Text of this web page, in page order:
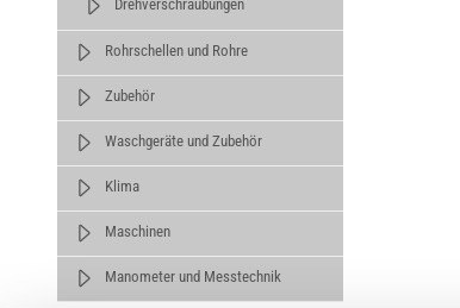
Drehverschraubungen
Rohrschellen und Rohre
Zubehör
Waschgeräte und Zubehör
Klima
Maschinen
Manometer und Messtechnik